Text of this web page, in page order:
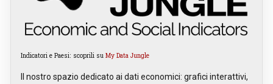
Indicatori e Paesi: scoprili su My Data Jungle
Il nostro spazio dedicato ai dati economici: grafici interattivi,